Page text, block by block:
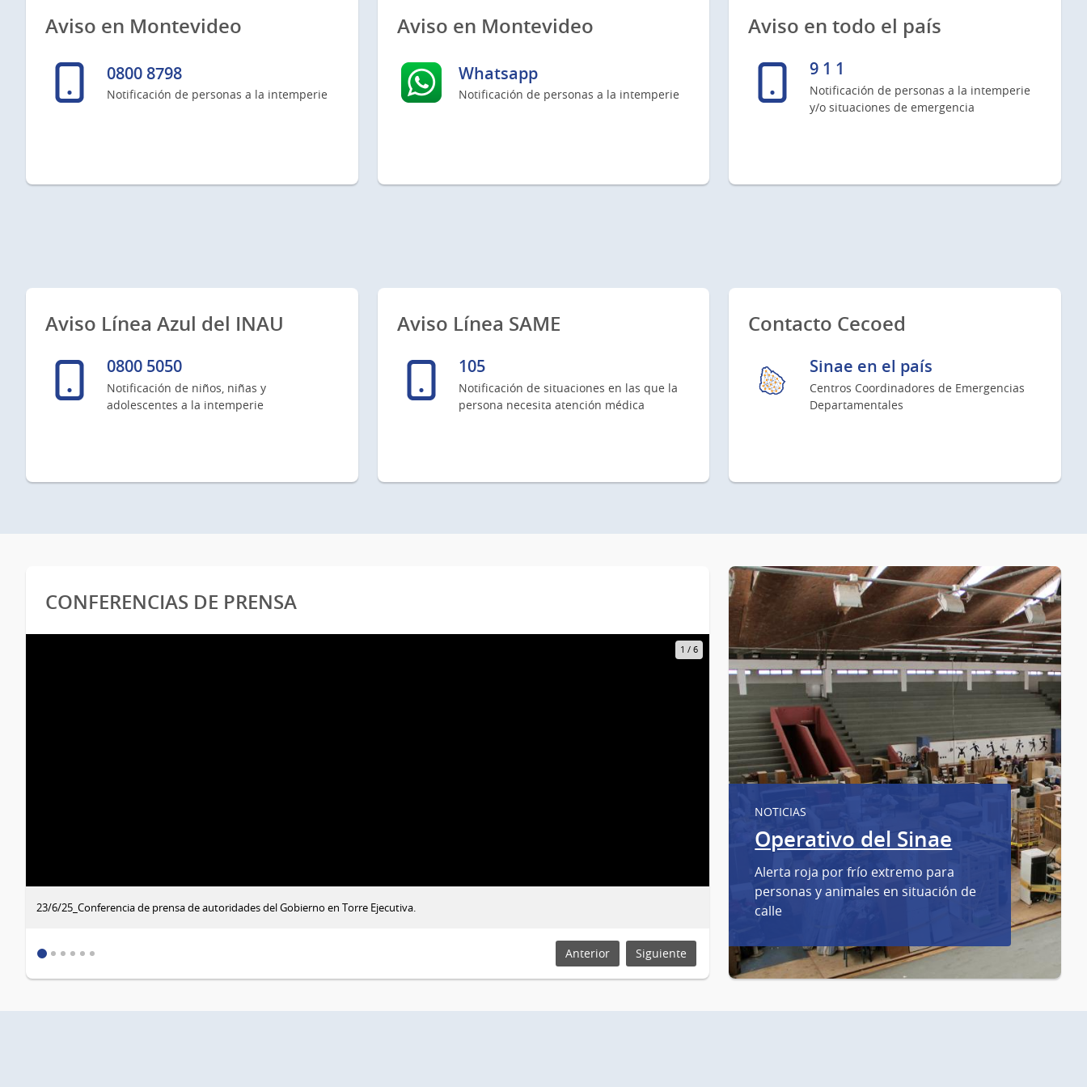
Aviso en Montevideo
0800 8798
Notificación de personas a la intemperie
Aviso en Montevideo
Whatsapp
Notificación de personas a la intemperie
Aviso en todo el país
9 1 1
Notificación de personas a la intemperie
y/o situaciones de emergencia
Aviso Línea Azul del INAU
0800 5050
Notificación de niños, niñas y
adolescentes a la intemperie
Aviso Línea SAME
105
Notificación de situaciones en las que la
persona necesita atención médica
Contacto Cecoed
Sinae en el país
Centros Coordinadores de Emergencias
Departamentales
CONFERENCIAS DE PRENSA
1 / 6
23/6/25_Conferencia de prensa de autoridades del Gobierno en Torre Ejecutiva. 24/6/25_Conferencia de prensa del Sistema Nacional de Emergencias
Anterior Siguiente
NOTICIAS
Operativo del Sinae
Alerta roja por frío extremo para
personas y animales en situación de
calle